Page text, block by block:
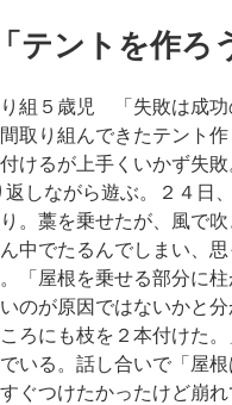
ントを作ろう
組５歳児 「失敗は成功
り組んできたテント作
けるが上手くいかず失敗
返しながら遊ぶ。２４日
。藁を乗せたが、風で
中でたるんでしまい、
「屋根を乗せる部分に
のが原因ではないかと分
ろにも枝を２本付けた
いる。話し合いで「屋
ぐつけたかったけど崩